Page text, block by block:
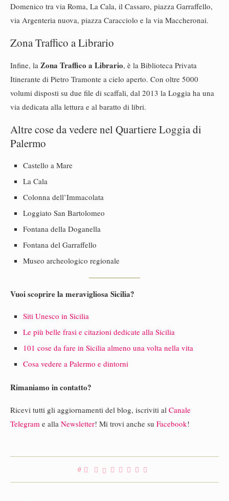
Domenico tra via Roma, La Cala, il Cassaro, piazza Garraffello,
via Argenteria nuova, piazza Caracciolo e la via Maccheronai.
Zona Traffico a Librario
Infine, la Zona Traffico a Librario, è la Biblioteca Privata
Itinerante di Pietro Tramonte a cielo aperto. Con oltre 5000
volumi disposti su due file di scaffali, dal 2013 la Loggia ha una
via dedicata alla lettura e al baratto di libri.
Altre cose da vedere nel Quartiere Loggia di
Palermo
Castello a Mare
La Cala
Colonna dell’Immacolata
Loggiato San Bartolomeo
Fontana della Doganella
Fontana del Garraffello
Museo archeologico regionale
Vuoi scoprire la meravigliosa Sicilia?
Siti Unesco in Sicilia
Le più belle frasi e citazioni dedicate alla Sicilia
101 cose da fare in Sicilia almeno una volta nella vita
Cosa vedere a Palermo e dintorni
Rimaniamo in contatto?
Ricevi tutti gli aggiornamenti del blog, iscriviti al Canale
Telegram e alla Newsletter! Mi trovi anche su Facebook!
0